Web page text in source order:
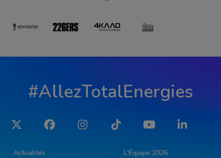
#AllezTotalEnergies
Twitter Facebook Instagram Tiktok YouTube LinkedIn
Actualités L'Équipe 2026